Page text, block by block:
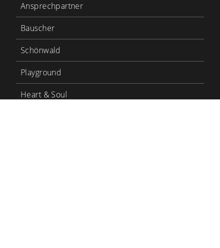
Ansprechpartner
Bauscher
Schönwald
Playground
Heart & Soul